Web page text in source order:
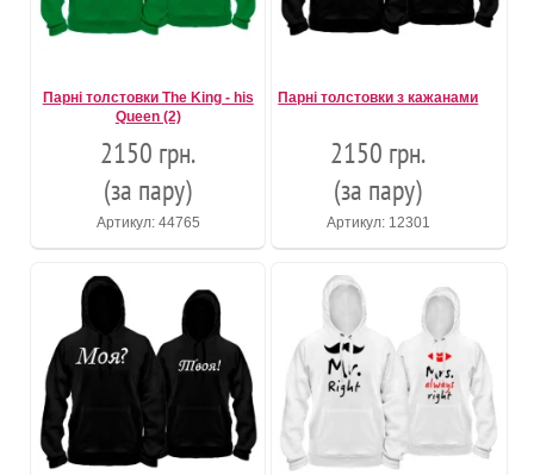
Парні толстовки The King - his
Queen (2)
2150 грн.
(за пару)
Артикул: 44765
Парні толстовки з кажанами
2150 грн.
(за пару)
Артикул: 12301